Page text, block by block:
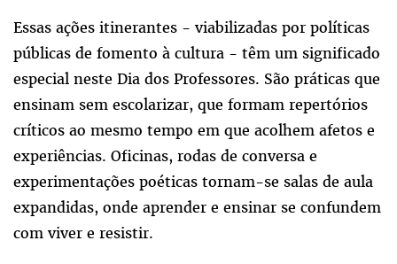
Essas ações itinerantes - viabilizadas por políticas
públicas de fomento à cultura - têm um significado
especial neste Dia dos Professores. São práticas que
ensinam sem escolarizar, que formam repertórios
críticos ao mesmo tempo em que acolhem afetos e
experiências. Oficinas, rodas de conversa e
experimentações poéticas tornam-se salas de aula
expandidas, onde aprender e ensinar se confundem
com viver e resistir.